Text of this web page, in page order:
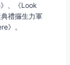
、《Look
禮攞生力軍
》。